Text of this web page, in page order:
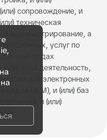
сопровождение, и
техническая
администрирование, а
услуг по
видах
иная деятельность,
для электронных
для ЭВМ), и (или) баз
и (или)